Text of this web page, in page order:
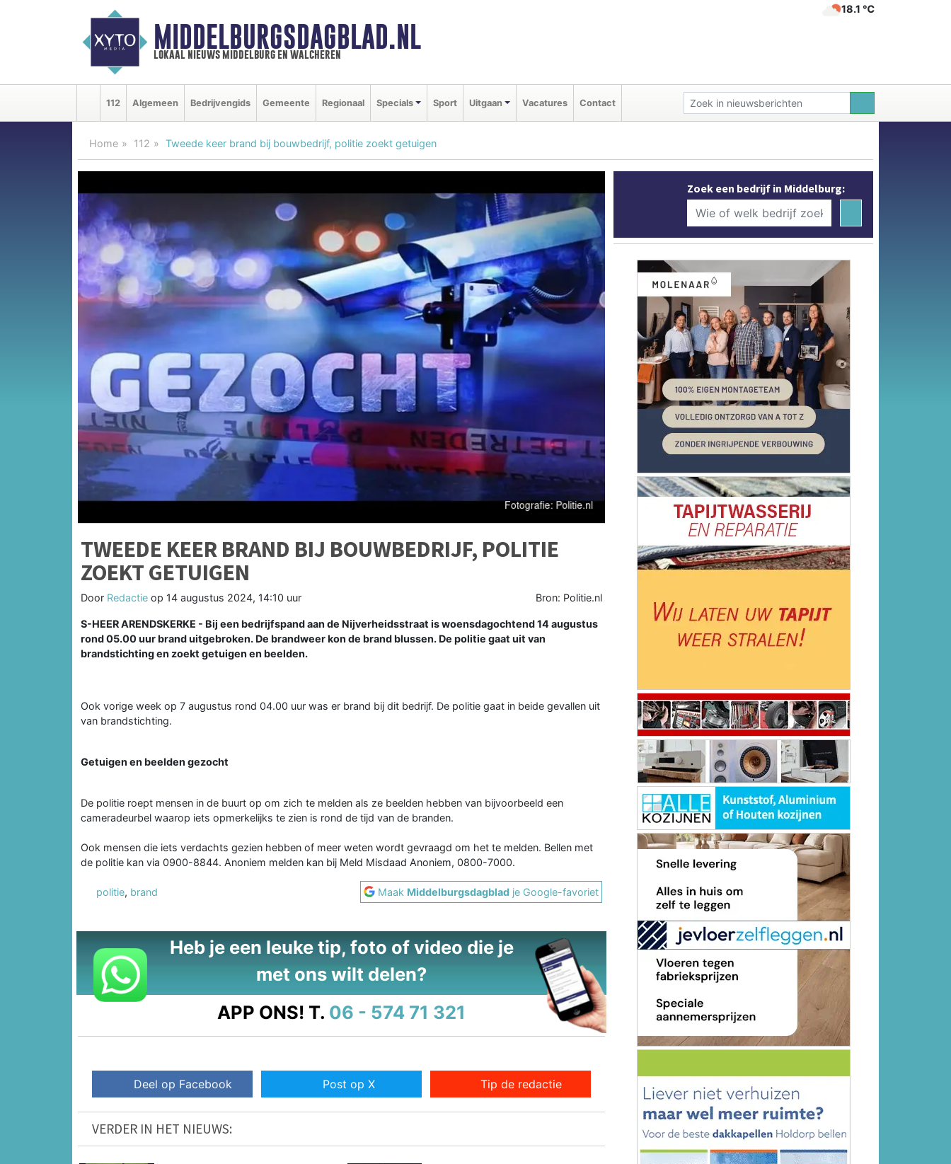
MIDDELBURGSDAGBLAD.NL
lokaal nieuws middelburg en walcheren
18.1 ℃
112 Algemeen Bedrijvengids Gemeente Regionaal Specials Sport Uitgaan Vacatures Contact
Home 112 Tweede keer brand bij bouwbedrijf, politie zoekt getuigen
TWEEDE KEER BRAND BIJ BOUWBEDRIJF, POLITIE
ZOEKT GETUIGEN
Door Redactie op 14 augustus 2024, 14:10 uur Bron: Politie.nl
S-HEER ARENDSKERKE - Bij een bedrijfspand aan de Nijverheidsstraat is woensdagochtend 14 augustus
rond 05.00 uur brand uitgebroken. De brandweer kon de brand blussen. De politie gaat uit van
brandstichting en zoekt getuigen en beelden.
Ook vorige week op 7 augustus rond 04.00 uur was er brand bij dit bedrijf. De politie gaat in beide gevallen uit
van brandstichting.
Getuigen en beelden gezocht
De politie roept mensen in de buurt op om zich te melden als ze beelden hebben van bijvoorbeeld een
cameradeurbel waarop iets opmerkelijks te zien is rond de tijd van de branden.
Ook mensen die iets verdachts gezien hebben of meer weten wordt gevraagd om het te melden. Bellen met
de politie kan via 0900-8844. Anoniem melden kan bij Meld Misdaad Anoniem, 0800-7000.
politie, brand Maak Middelburgsdagblad je Google-favoriet
Heb je een leuke tip, foto of video die je
met ons wilt delen?
APP ONS! T. 06 - 574 71 321
Deel op Facebook Post op X Tip de redactie
VERDER IN HET NIEUWS:
Zoek een bedrijf in Middelburg: